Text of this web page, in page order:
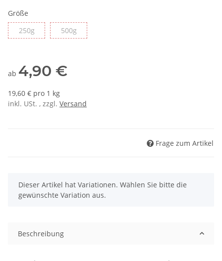
Größe
250g250g 500g500g
ab 4,90 €
19,60 € pro 1 kg
inkl. USt. , zzgl. Versand
Frage zum Artikel
x
Dieser Artikel hat Variationen. Wählen Sie bitte die
gewünschte Variation aus.
Beschreibung